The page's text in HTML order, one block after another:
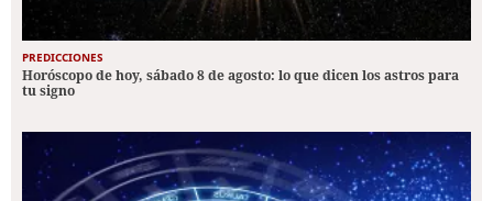
PREDICCIONES
Horóscopo de hoy, sábado 8 de agosto: lo que dicen los astros para
tu signo